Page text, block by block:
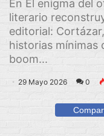
En El enigma del
literario
editorial:
historias mínimas
boom...
29 Mayo 2026 0